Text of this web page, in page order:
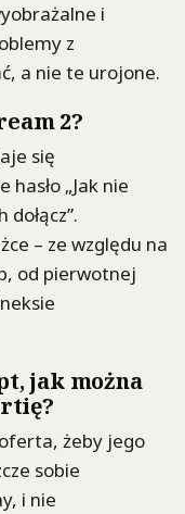
i
z
a nie te urojone.
2?
się
„Jak nie
– ze względu na
od pierwotnej
jak można
oferta, żeby jego
sobie
i nie